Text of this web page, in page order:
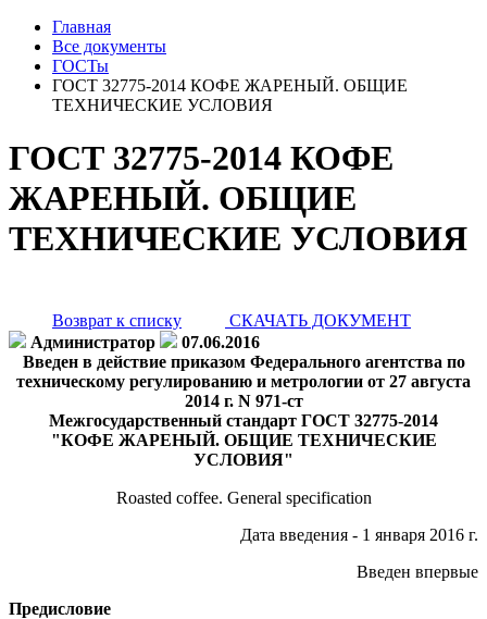
Главная
Все документы
ГОСТы
ГОСТ 32775-2014 КОФЕ ЖАРЕНЫЙ. ОБЩИЕ
ТЕХНИЧЕСКИЕ УСЛОВИЯ
ГОСТ 32775-2014 КОФЕ
ЖАРЕНЫЙ. ОБЩИЕ
ТЕХНИЧЕСКИЕ УСЛОВИЯ
Возврат к списку
СКАЧАТЬ ДОКУМЕНТ
Администратор
07.06.2016
Введен в действие приказом Федерального агентства по
техническому регулированию и метрологии от 27 августа
2014 г. N 971-ст
Межгосударственный стандарт ГОСТ 32775-2014
"КОФЕ ЖАРЕНЫЙ. ОБЩИЕ ТЕХНИЧЕСКИЕ
УСЛОВИЯ"
Roasted coffee. General specification
Дата введения - 1 января 2016 г.
Введен впервые
Предисловие